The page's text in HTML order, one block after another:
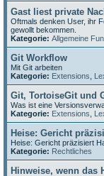
Gast liest private
Oftmals denken User, ihr
gewollt bekommen.
Kategorie: Allgemeine
Git Workflow
Mit Git arbeiten
Kategorie: Extensions
Git, TortoiseGit und
Was ist eine
Kategorie: Extensions
Heise: Gericht
Heise: Gericht präzisiert
Kategorie: Rechtliches
Hinweise, wenn das